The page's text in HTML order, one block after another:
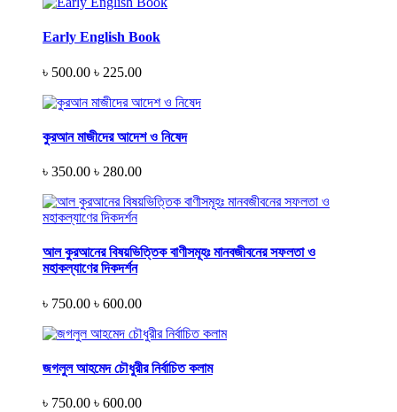
Early English Book
৳ 500.00 ৳ 225.00
কুরআন মাজীদের আদেশ ও নিষেদ
৳ 350.00 ৳ 280.00
আল কুরআনের বিষয়ভিত্তিক বাণীসমূহঃ মানবজীবনের সফলতা ও
মহাকল্যাণের দিকদর্শন
৳ 750.00 ৳ 600.00
জগলুল আহমেদ চৌধুরীর নির্বাচিত কলাম
৳ 750.00 ৳ 600.00